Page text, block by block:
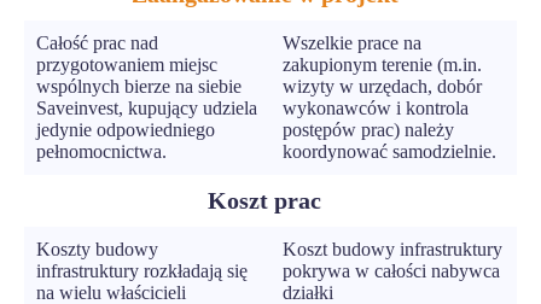
Całość prac nad
przygotowaniem miejsc
wspólnych bierze na siebie
Saveinvest, kupujący udziela
jedynie odpowiedniego
pełnomocnictwa.
Wszelkie prace na
zakupionym terenie (m.in.
wizyty w urzędach, dobór
wykonawców i kontrola
postępów prac) należy
koordynować samodzielnie.
Koszt prac
Koszty budowy
infrastruktury rozkładają się
na wielu właścicieli
Koszt budowy infrastruktury
pokrywa w całości nabywca
działki